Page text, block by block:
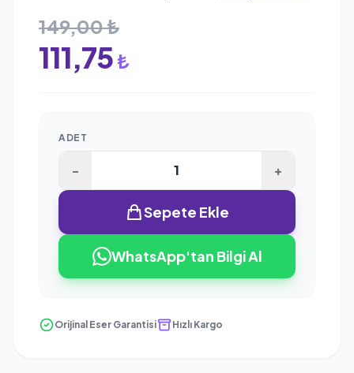
149,00 ₺
111,75 ₺
ADET
- +
Sepete Ekle
WhatsApp'tan Bilgi Al
Orijinal Eser Garantisi Hızlı Kargo